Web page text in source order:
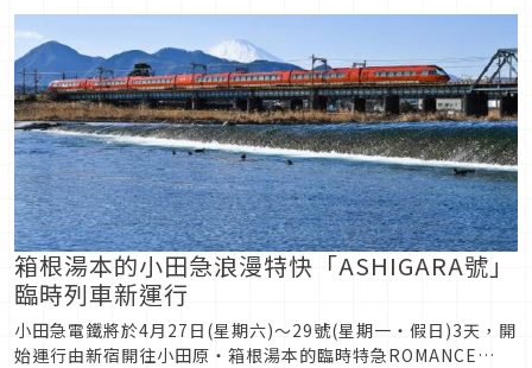
主題，...
箱根湯本的小田急浪漫特快「ASHIGARA號」
臨時列車新運行
小田急電鐵將於4月27日(星期六)～29號(星期一・假日)3天，開
始運行由新宿開往小田原・箱根湯本的臨時特急ROMANCE